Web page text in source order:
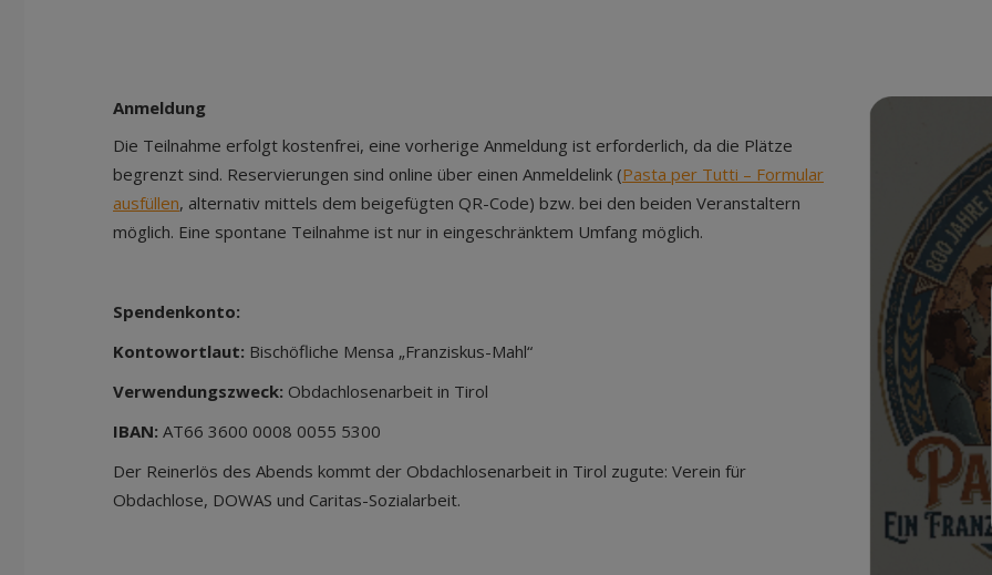
Anmeldung
Die Teilnahme erfolgt kostenfrei, eine vorherige Anmeldung ist erforderlich, da die Plätze
begrenzt sind. Reservierungen sind online über einen Anmeldelink (Pasta per Tutti – Formular
ausfüllen, alternativ mittels dem beigefügten QR-Code) bzw. bei den beiden Veranstaltern
möglich. Eine spontane Teilnahme ist nur in eingeschränktem Umfang möglich.
Spendenkonto:
Kontowortlaut: Bischöfliche Mensa „Franziskus-Mahl“
Verwendungszweck: Obdachlosenarbeit in Tirol
IBAN: AT66 3600 0008 0055 5300
Der Reinerlös des Abends kommt der Obdachlosenarbeit in Tirol zugute: Verein für
Obdachlose, DOWAS und Caritas-Sozialarbeit.